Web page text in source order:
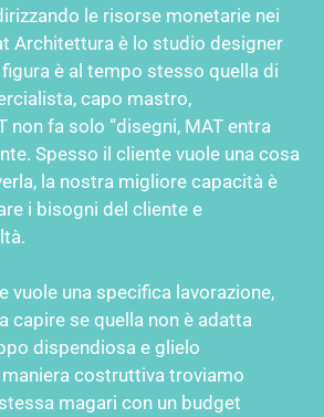
le risorse monetarie nei
Architettura è lo studio designer
figura è al tempo stesso quella di
capo mastro,
non fa solo “disegni, MAT entra
Spesso il cliente vuole una cosa
la nostra migliore capacità è
i bisogni del cliente e
vuole una specifica lavorazione,
capire se quella non è adatta
dispendiosa e glielo
costruttiva troviamo
magari con un budget